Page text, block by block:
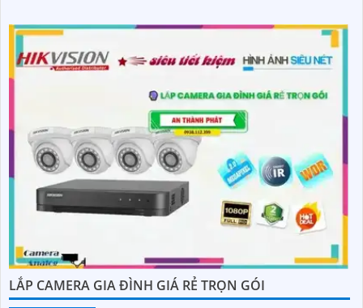
LẮP CAMERA GIA ĐÌNH GIÁ RẺ TRỌN GÓI